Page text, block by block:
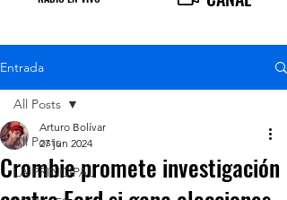
Entrada
All Posts
LA PRINCIPAL
All Posts
Crombie promete investigación
Arturo Bolívar
27 jun 2024